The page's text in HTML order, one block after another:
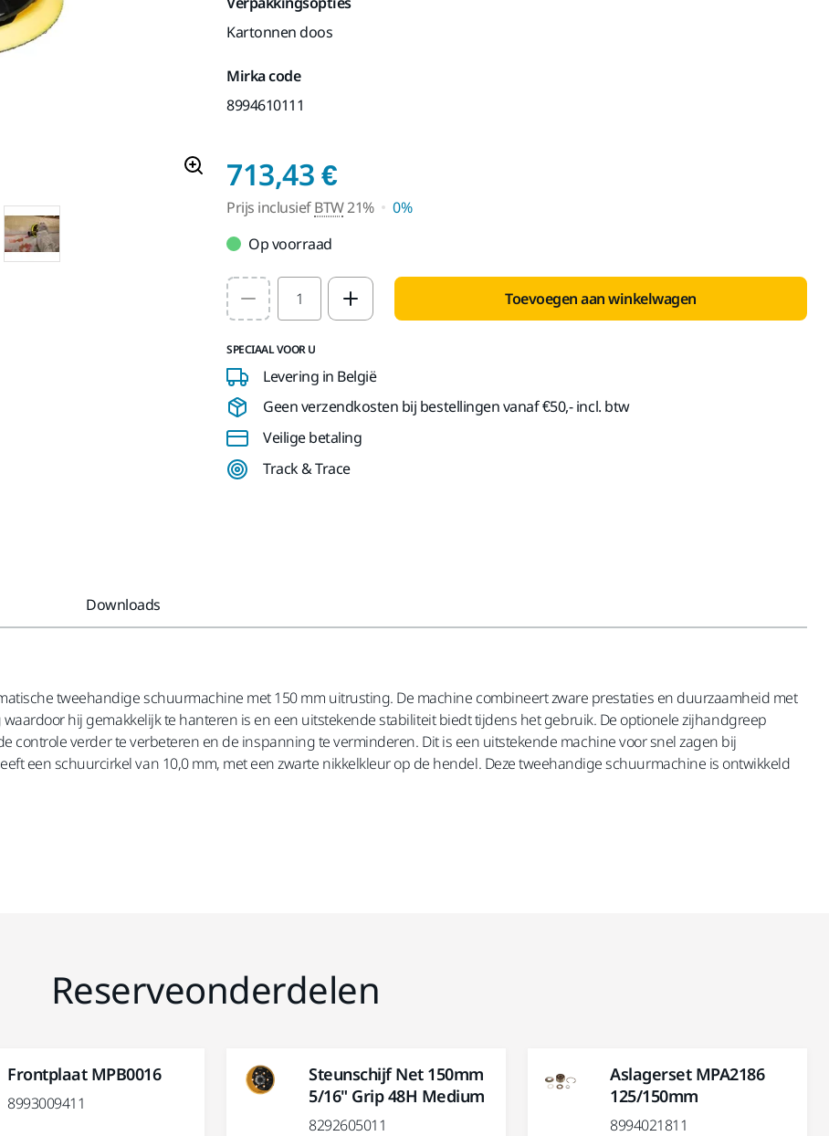
Kartonnen doos
Mirka code
8994610111
713,43 €Prijs inclusief BTW 21%
Prijs inclusiefBTW21%
0%
Op voorraad
Select quantity value Toevoegen aan winkelwagen
SPECIAAL VOOR U
Levering in België
Geen verzendkosten bij bestellingen vanaf €50,- incl. btw
Veilige betaling
Track & Trace
Downloads
tweehandige schuurmachine met 150 mm uitrusting. De machine combineert zware prestaties en duurzaamheid met
hij gemakkelijk te hanteren is en een uitstekende stabiliteit biedt tijdens het gebruik. De optionele zijhandgreep
controle verder te verbeteren en de inspanning te verminderen. Dit is een uitstekende machine voor snel zagen bij
een schuurcirkel van 10,0 mm, met een zwarte nikkelkleur op de hendel. Deze tweehandige schuurmachine is ontwikkeld
Reserveonderdelen
Frontplaat MPB0016
8993009411
Steunschijf Net 150mm
5/16" Grip 48H Medium
8292605011
Aslagerset MPA2186
125/150mm
8994021811